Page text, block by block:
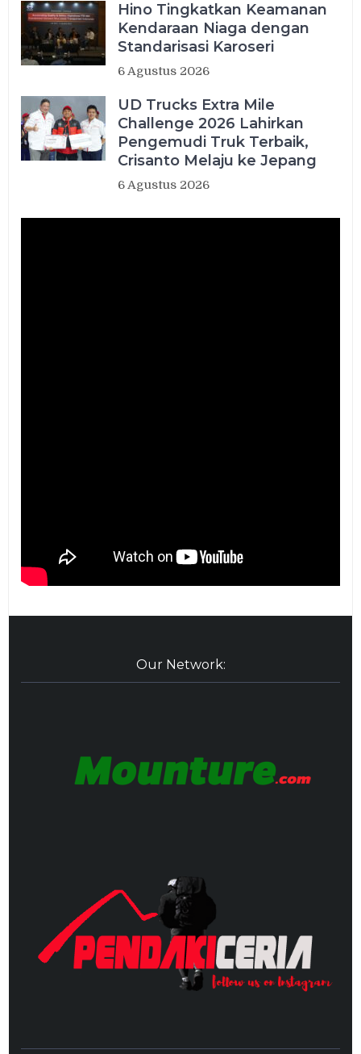
Hino Tingkatkan Keamanan
Kendaraan Niaga dengan
Standarisasi Karoseri
6 Agustus 2026
UD Trucks Extra Mile
Challenge 2026 Lahirkan
Pengemudi Truk Terbaik,
Crisanto Melaju ke Jepang
6 Agustus 2026
Our Network: